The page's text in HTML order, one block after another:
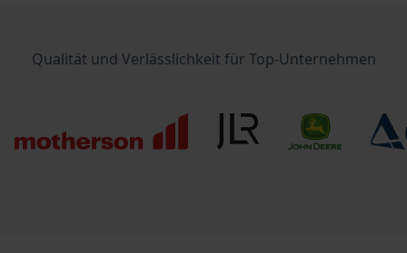
Qualität und Verlässlichkeit für Top-Unternehmen